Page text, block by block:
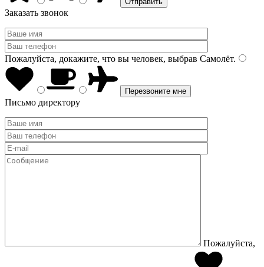
Заказать звонок
Пожалуйста, докажите, что вы человек, выбрав Самолёт.
Письмо директору
Пожалуйста,